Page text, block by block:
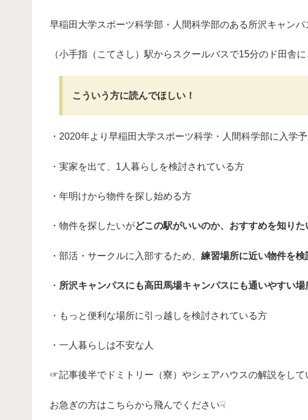
早稲田大学スポーツ科学部・人間科学部のある所沢キャンパ
（小手指（こてさし）駅からスクールバスで15分のド田舎
こういう方に読んでほしい！
・2020年より早稲田大学スポーツ科学・人間科学部に入学
・実家を出て、1人暮らしを検討されている方
・年明けから物件を探し始める方
・物件を探したいがどこの駅がいいのか、おすすめを知りた
・部活・サークルに入部するため、 練習場所に近い物件を検
・ 所沢キャンパスにも高田馬場キャンパスにも通いやすい
・もっと便利な場所に引っ越しを検討されている方
・一人暮らしは不安な人
☞記事後半でドミトリー（寮）やシェアハウスの解説をして
お急ぎの方はこちらから飛んでください☟